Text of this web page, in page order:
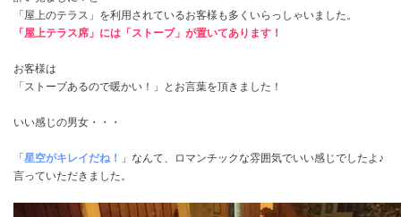
「屋上のテラス」を利用されているお客様も多くいらっしゃいました。
「屋上テラス席」には「ストーブ」が置いてあります！
お客様は
「ストーブあるので暖かい！」とお言葉を頂きました！
いい感じの男女・・・
「 星空がキレイだね！
」なんて、ロマンチックな雰囲気でいい感じでしたよ♪
言っていただきました。